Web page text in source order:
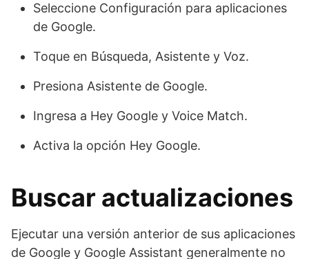
Seleccione Configuración para aplicaciones
de Google.
Toque en Búsqueda, Asistente y Voz.
Presiona Asistente de Google.
Ingresa a Hey Google y Voice Match.
Activa la opción Hey Google.
Buscar actualizaciones
Ejecutar una versión anterior de sus aplicaciones
de Google y Google Assistant generalmente no